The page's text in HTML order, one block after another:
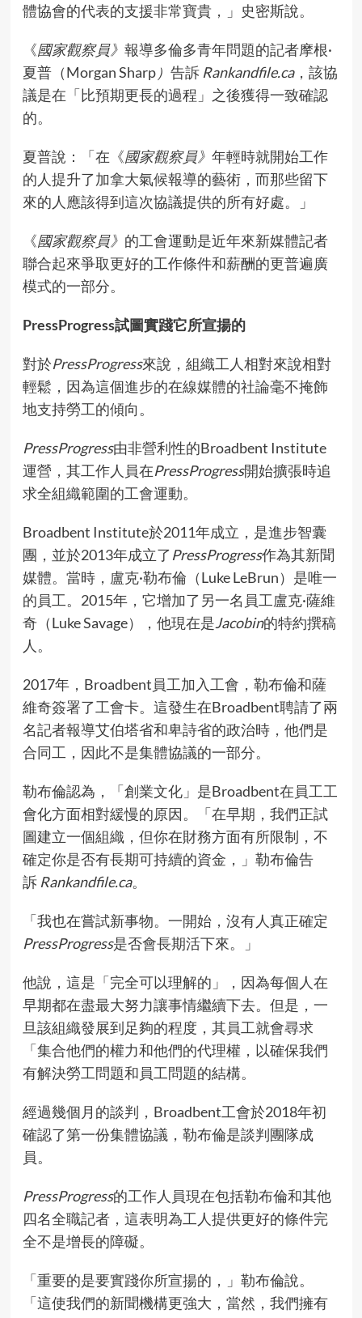
體協會的代表的支援非常寶貴，」史密斯說。
《國家觀察員》 報導多倫多青年問題的記者摩根·
夏普（Morgan Sharp） 告訴Rankandfile.ca，該協
議是在「比預期更長的過程」之後獲得一致確認
的。
夏普說：「在《國家觀察員》 年輕時就開始工作
的人提升了加拿大氣候報導的藝術，而那些留下
來的人應該得到這次協議提供的所有好處。」
《國家觀察員》 的工會運動是近年來新媒體記者
聯合起來爭取更好的工作條件和薪酬的更普遍廣
模式的一部分。
PressProgress試圖實踐它所宣揚的
對於PressProgress來說，組織工人相對來說相對
輕鬆，因為這個進步的在線媒體的社論毫不掩飾
地支持勞工的傾向。
PressProgress由非營利性的Broadbent Institute
運營，其工作人員在PressProgress開始擴張時追
求全組織範圍的工會運動。
Broadbent Institute於2011年成立，是進步智囊
團，並於2013年成立了PressProgress作為其新聞
媒體。當時，盧克·勒布倫（Luke LeBrun）是唯一
的員工。2015年，它增加了另一名員工盧克·薩維
奇（Luke Savage），他現在是Jacobin的特約撰稿
人。
2017年，Broadbent員工加入工會，勒布倫和薩
維奇簽署了工會卡。這發生在Broadbent聘請了兩
名記者報導艾伯塔省和卑詩省的政治時，他們是
合同工，因此不是集體協議的一部分。
勒布倫認為，「創業文化」是Broadbent在員工工
會化方面相對緩慢的原因。「在早期，我們正試
圖建立一個組織，但你在財務方面有所限制，不
確定你是否有長期可持續的資金，」勒布倫告
訴 Rankandfile.ca。
「我也在嘗試新事物。一開始，沒有人真正確定
PressProgress是否會長期活下來。」
他說，這是「完全可以理解的」，因為每個人在
早期都在盡最大努力讓事情繼續下去。但是，一
旦該組織發展到足夠的程度，其員工就會尋求
「集合他們的權力和他們的代理權，以確保我們
有解決勞工問題和員工問題的結構。
經過幾個月的談判，Broadbent工會於2018年初
確認了第一份集體協議，勒布倫是談判團隊成
員。
PressProgress的工作人員現在包括勒布倫和其他
四名全職記者，這表明為工人提供更好的條件完
全不是增長的障礙。
「重要的是要實踐你所宣揚的，」勒布倫說。
「這使我們的新聞機構更強大，當然，我們擁有